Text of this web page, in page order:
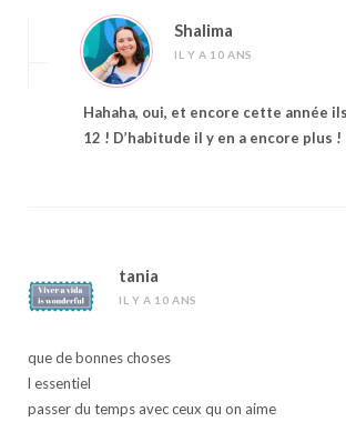
Shalima
IL Y A 10 ANS
Hahaha, oui, et encore cette année
12 ! D’habitude il y en a encore plus !
tania
IL Y A 10 ANS
que de bonnes choses
l essentiel
passer du temps avec ceux qu on aime